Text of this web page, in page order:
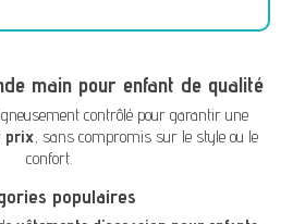
main pour enfant de qualité
contrôlé pour garantir une
prix, sans compromis sur le style ou le
confort.
populaires